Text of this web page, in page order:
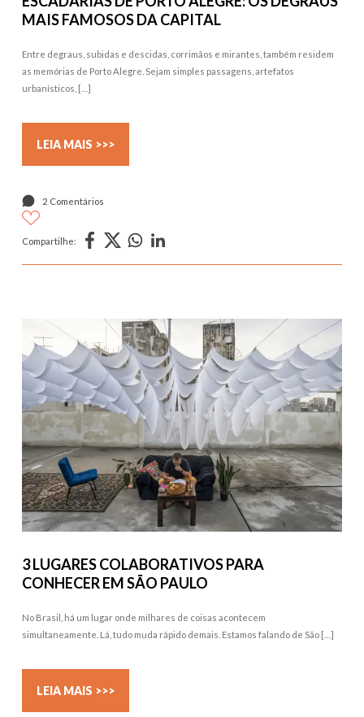
MAIS FAMOSOS DA CAPITAL
Entre degraus, subidas e descidas, corrimãos e mirantes, também residem
as memórias de Porto Alegre. Sejam simples passagens, artefatos
urbanísticos, […]
LEIA MAIS >>>
2 Comentários
Compartilhe:
3 LUGARES COLABORATIVOS PARA
CONHECER EM SÃO PAULO
No Brasil, há um lugar onde milhares de coisas acontecem
simultaneamente. Lá, tudo muda rápido demais. Estamos falando de São […]
LEIA MAIS >>>